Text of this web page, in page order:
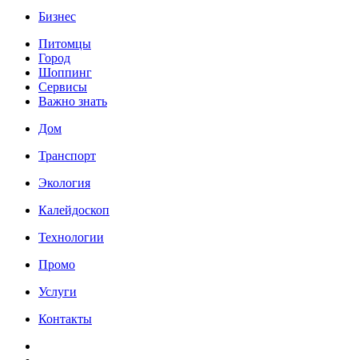
Бизнес
Питомцы
Город
Шоппинг
Сервисы
Важно знать
Дом
Транспорт
Экология
Калейдоскоп
Технологии
Промо
Услуги
Контакты